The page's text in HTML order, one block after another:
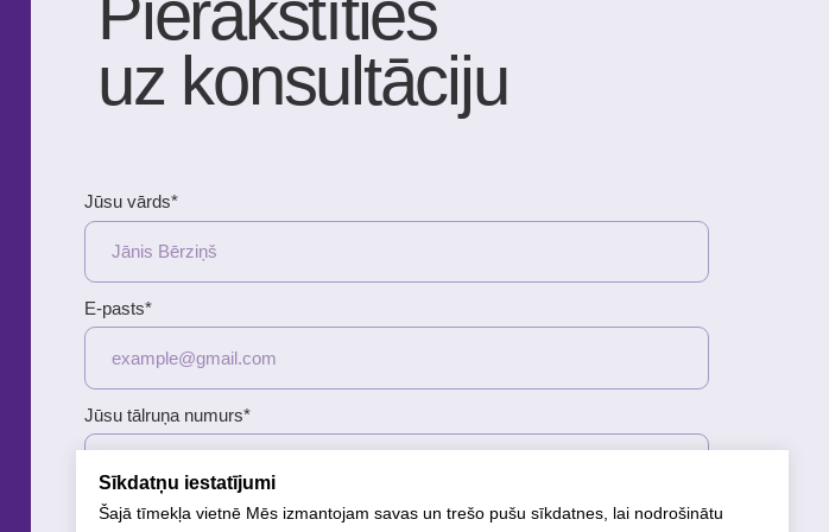
Ziņojums (nav obligāts)
Pakalpojuma sniegšanas noteikumi
Sīkdatņu iestatījumi
Šajā tīmekļa vietnē Mēs izmantojam savas un trešo pušu sīkdatnes, lai nodrošinātu